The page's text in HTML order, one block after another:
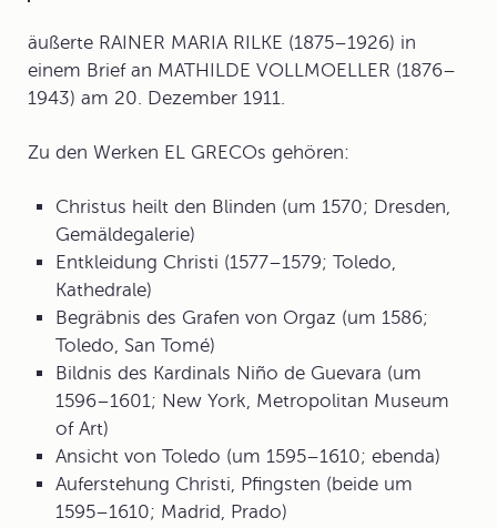
äußerte RAINER MARIA RILKE (1875–1926) in
einem Brief an MATHILDE VOLLMOELLER (1876–
1943) am 20. Dezember 1911.
Zu den Werken EL GRECOs gehören:
Christus heilt den Blinden (um 1570; Dresden,
Gemäldegalerie)
Entkleidung Christi (1577–1579; Toledo,
Kathedrale)
Begräbnis des Grafen von Orgaz (um 1586;
Toledo, San Tomé)
Bildnis des Kardinals Niño de Guevara (um
1596–1601; New York, Metropolitan Museum
of Art)
Ansicht von Toledo (um 1595–1610; ebenda)
Auferstehung Christi, Pfingsten (beide um
1595–1610; Madrid, Prado)